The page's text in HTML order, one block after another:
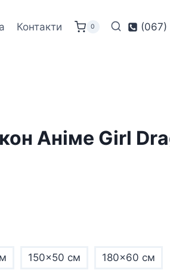
Контакти 0
Аніме Girl
150x50 см 180x60 см